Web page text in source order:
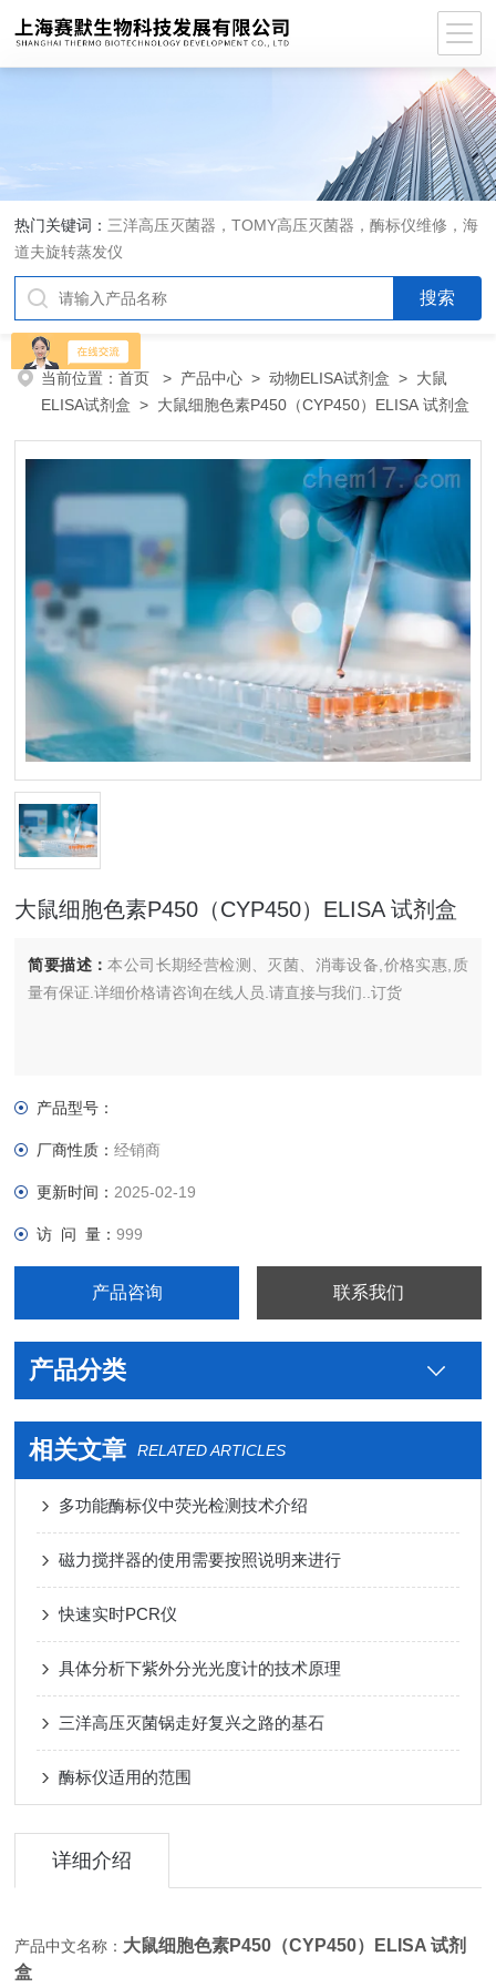
热门关键词： 三洋高压灭菌器，TOMY高压灭菌器，酶标仪维修，海
道夫旋转蒸发仪
当前位置：首页 > 产品中心 >动物ELISA试剂盒 > 大鼠
ELISA试剂盒 > 大鼠细胞色素P450（CYP450）ELISA 试剂盒
大鼠细胞色素P450（CYP450）ELISA 试剂盒
简要描述：本公司长期经营检测、灭菌、消毒设备,价格实惠,质
量有保证.详细价格请咨询在线人员.请直接与我们..订货
产品型号：
厂商性质：经销商
更新时间： 2025-02-19
访 问 量：999
产品咨询 联系我们
产品分类
相关文章 RELATED ARTICLES
多功能酶标仪中荧光检测技术介绍
磁力搅拌器的使用需要按照说明来进行
快速实时PCR仪
具体分析下紫外分光光度计的技术原理
三洋高压灭菌锅走好复兴之路的基石
酶标仪适用的范围
详细介绍
产品中文名称： 大鼠细胞色素P450（CYP450）ELISA 试剂
盒